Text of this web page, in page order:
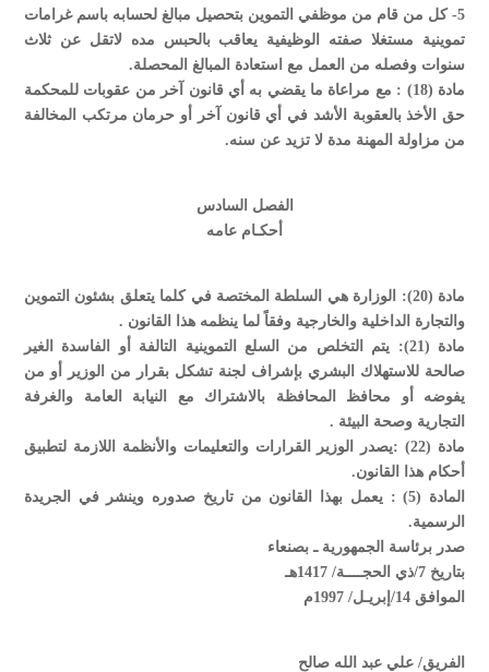
5- كل من قام من موظفي التموين بتحصيل مبالغ لحسابه باسم غرامات
تموينية مستغلا صفته الوظيفية يعاقب بالحبس مده لاتقل عن ثلاث
سنوات وفصله من العمل مع استعادة المبالغ المحصلة.
مادة (18) : مع مراعاة ما يقضي به أي قانون آخر من عقوبات للمحكمة
حق الأخذ بالعقوبة الأشد في أي قانون آخر أو حرمان مرتكب المخالفة
من مزاولة المهنة مدة لا تزيد عن سنه.
الفصل السادس
أحكـام عامه
مادة (20): الوزارة هي السلطة المختصة في كلما يتعلق بشئون التموين
والتجارة الداخلية والخارجية وفقاً لما ينظمه هذا القانون .
مادة (21): يتم التخلص من السلع التموينية التالفة أو الفاسدة الغير
صالحة للاستهلاك البشري بإشراف لجنة تشكل بقرار من الوزير أو من
يفوضه أو محافظ المحافظة بالاشتراك مع النيابة العامة والغرفة
التجارية وصحة البيئة .
مادة (22) :يصدر الوزير القرارات والتعليمات والأنظمة اللازمة لتطبيق
أحكام هذا القانون.
المادة (5) : يعمل بهذا القانون من تاريخ صدوره وينشر في الجريدة
الرسمية.
صدر برئاسة الجمهورية ـ بصنعاء
بتاريخ 7/ذي الحجــــة/ 1417هـ
الموافق 14/إبريـل/ 1997م
الفريق/ علي عبد الله صالح